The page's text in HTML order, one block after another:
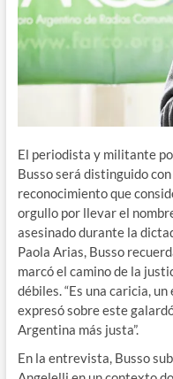
El periodista y militante
Busso será distinguido
reconocimiento que
orgullo por llevar el
asesinado durante la
Paola Arias, Busso
marcó el camino de la
débiles. “Es una caricia,
expresó sobre este
Argentina más justa”.
En la entrevista, Busso